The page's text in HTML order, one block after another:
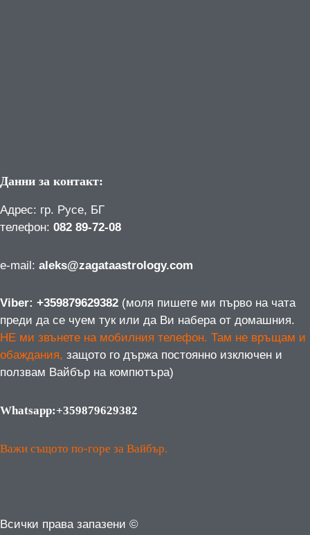
Данни за контакт:
Адрес: гр. Русе, БГ
телефон: 082 89-72-08
е-mail: aleks@zagataastrology.com
Viber: +359879629382 (моля пишете ми първо на чата
преди да се чуем тук или да Ви набера от домашния.
НЕ ми звънете на мобилния телефон. Там не връщам и
обаждания, защото го държа постоянно изключен и
ползвам Вайбър на компютъра)
Whatsapp:+359879629382
Важи същото по-горе за Вайбър.
Всички права запазени ©